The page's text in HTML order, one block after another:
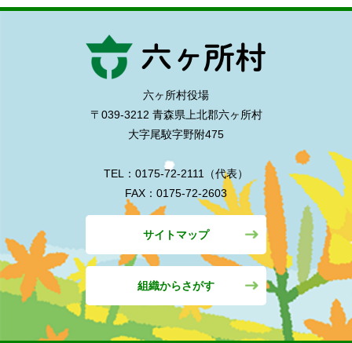
六ヶ所村役場
〒039-3212 青森県上北郡六ヶ所村
大字尾駮字野附475
TEL：0175-72-2111（代表）
FAX：0175-72-2603
サイトマップ
組織からさがす